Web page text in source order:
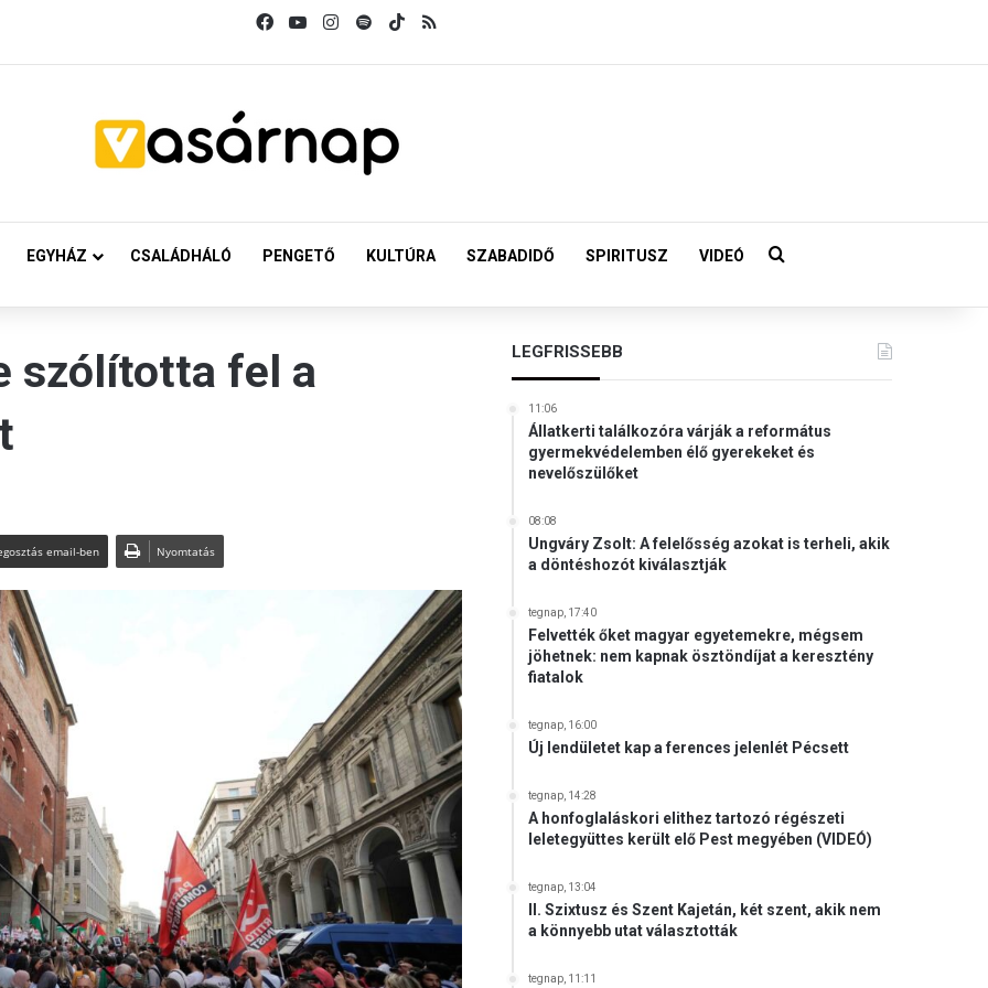
FacebookYouTubeInstagram
SpotifyTikTok
EGYHÁZ CSALÁDHÁLÓ PENGETŐ KULTÚRA SZABADIDŐ SPIRITUSZ VIDEÓ Keresés:
szólította fel a
email-ben Nyomtatás
LEGFRISSEBB
11:06
Állatkerti találkozóra várják a református
gyermekvédelemben élő gyerekeket és
nevelőszülőket
08:08
Ungváry Zsolt: A felelősség azokat is terheli, akik
a döntéshozót kiválasztják
tegnap, 17:40
Felvették őket magyar egyetemekre, mégsem
jöhetnek: nem kapnak ösztöndíjat a keresztény
fiatalok
tegnap, 16:00
Új lendületet kap a ferences jelenlét Pécsett
tegnap, 14:28
A honfoglaláskori elithez tartozó régészeti
leletegyüttes került elő Pest megyében (VIDEÓ)
tegnap, 13:04
II. Szixtusz és Szent Kajetán, két szent, akik nem
a könnyebb utat választották
tegnap, 11:11